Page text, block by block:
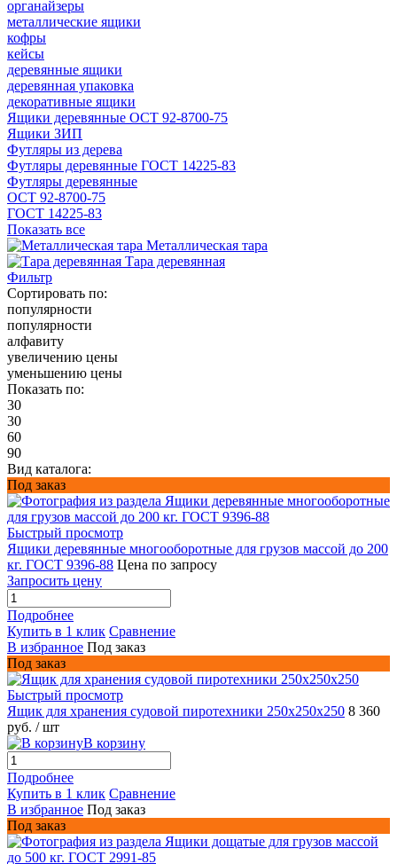
органайзеры
металлические ящики
кофры
кейсы
деревянные ящики
деревянная упаковка
декоративные ящики
Ящики деревянные ОСТ 92-8700-75
Ящики ЗИП
Футляры из дерева
Футляры деревянные ГОСТ 14225-83
Футляры деревянные
ОСТ 92-8700-75
ГОСТ 14225-83
Показать все
Металлическая тара
Тара деревянная
Фильтр
Сортировать по:
популярности
популярности
алфавиту
увеличению цены
уменьшению цены
Показать по:
30
30
60
90
Вид каталога:
Под заказ
Быстрый просмотр
Ящики деревянные многооборотные для грузов массой до 200
кг. ГОСТ 9396-88 Цена по запросу
Запросить цену
Подробнее
Купить в 1 клик Сравнение
В избранное Под заказ
Под заказ
Быстрый просмотр
Ящик для хранения судовой пиротехники 250х250х250 8 360
руб. / шт
В корзину
Подробнее
Купить в 1 клик Сравнение
В избранное Под заказ
Под заказ